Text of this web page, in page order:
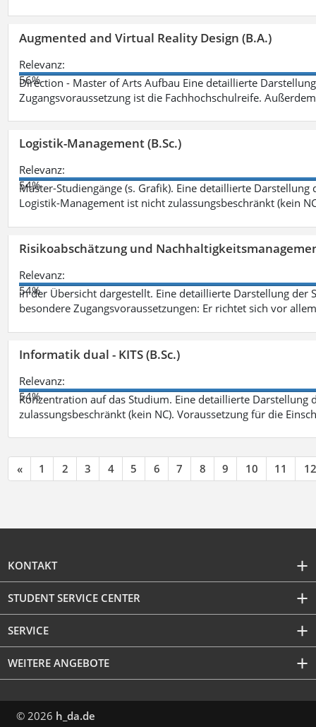
Augmented and Virtual Reality Design (B.A.)
Relevanz:
56%
Direction - Master of Arts Aufbau Eine detaillierte
Zugangsvoraussetzung ist die Fachhochschulreife.
Logistik-Management (B.Sc.)
Relevanz:
54%
Master-Studiengänge (s. Grafik). Eine detaillierte
Logistik-Management ist nicht zulassungsbeschränkt (kein
Risikoabschätzung und
Relevanz:
54%
in der Übersicht dargestellt. Eine detaillierte Darstellung der
besondere Zugangsvoraussetzungen: Er richtet sich vor
Informatik dual - KITS (B.Sc.)
Relevanz:
54%
Konzentration auf das Studium. Eine detaillierte
zulassungsbeschränkt (kein NC). Voraussetzung für die
« 1 2 3 4 5 6 7 8 9 10 11 12
KONTAKT
STUDENT SERVICE CENTER
SERVICE
WEITERE ANGEBOTE
© 2026 h_da.de